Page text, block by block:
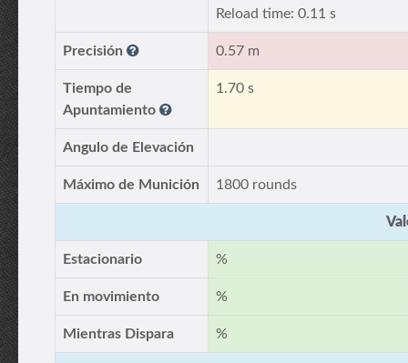
Reload time: 0.11 s
Precisión 0.57 m
Tiempo de
Apuntamiento
1.70 s
Angulo de Elevación
Máximo de Munición 1800 rounds
Estacionario %
En movimiento %
Mientras Dispara %